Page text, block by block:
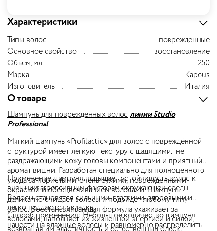
Характеристики
Типы волос
поврежденные
Основное свойство
восстановление
Объем, мл
250
Марка
Kapous
Изготовитель
Италия
О товаре
Шампунь для поврежденных волослинииStudio
Professional
Мягкий шампунь «Profilactic» для волос с повреждённой
структурой имеет легкую текстуру с щадящими, не
раздражающими кожу головы компонентами и приятный
аромат вишни. Разработан специально для полноценного
ухода за пористыми, очень сухими, поврежденными
окраской и обесцвечиванием волосами. Шампунь
деликатно очищает волосы и подойдет любому типу
волос. Восстанавливающая формула ухаживает за
волосами, наполняет их жизненной энергией и силой,
возвращая им эластичность и естественный блеск.
Применение шампуня повышает устойчивость волос к
внешним агрессивным факторам окружающей среды.
Волосы становятся сильными, гладкими, здоровыми и
легко поддаются укладке.
Способ применения:Небольшое количество шампуня
нанести на влажные волосы и равномерно распределить